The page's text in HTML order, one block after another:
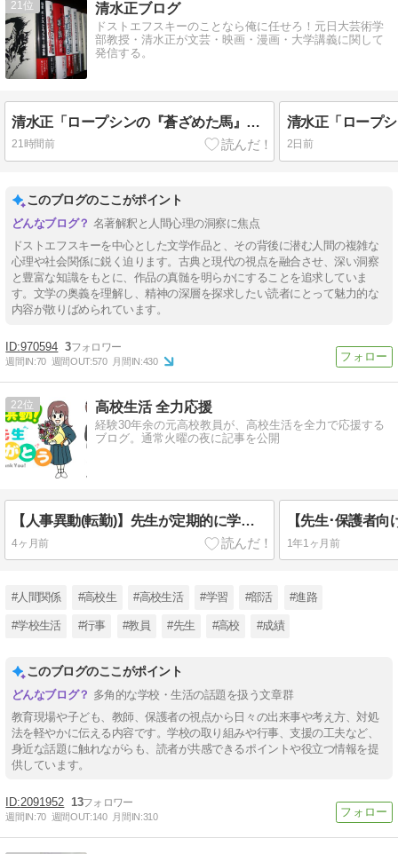
21 清水正ブログ
ドストエフスキーのことなら俺に任せろ！元日大芸術学
部教授・清水正が文芸・映画・漫画・大学講義に関して
発信する。
清水正「ロープシンの『蒼ざめた馬』を読む ──ドストエフスキー文学との関連において──」連載41
21時間前 2日前
このブログのここがポイント
名著解釈と人間心理の洞察に焦点
ドストエフスキーを中心とした文学作品と、その背後に潜む人間の複雑な
心理や社会関係に鋭く迫ります。古典と現代の視点を融合させ、深い洞察
と豊富な知識をもとに、作品の真髄を明らかにすることを追求していま
す。文学の奥義を理解し、精神の深層を探求したい読者にとって魅力的な
内容が散りばめられています。
970594 3
週間IN:70 週間OUT:570 月間IN:430
22 高校生活 全力応援
経験30年余の元高校教員が、高校生活を全力で応援する
ブログ。通常火曜の夜に記事を公開
【人事異動(転勤)】先生が定期的に学校を変わるのは「何故？」
4ヶ月前 1年1ヶ月前
#人間関係 #高校生 #高校生活 #学習 #部活 #進路
#学校生活 #行事 #教員 #先生 #高校 #成績
このブログのここがポイント
多角的な学校・生活の話題を扱う文章群
教育現場や子ども、教師、保護者の視点から日々の出来事や考え方、対処
法を軽やかに伝える内容です。学校の取り組みや行事、支援の工夫など、
身近な話題に触れながらも、読者が共感できるポイントや役立つ情報を提
供しています。
2091952 13
週間IN:70 週間OUT:140 月間IN:310